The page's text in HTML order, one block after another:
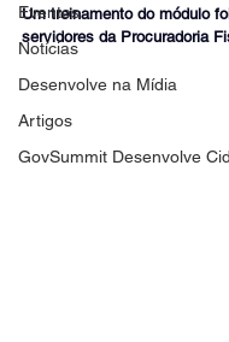
Eventos
Notícias
Desenvolve na Mídia
Artigos
GovSummit Desenvolve
Um treinamento do módulo
servidores da Procuradoria